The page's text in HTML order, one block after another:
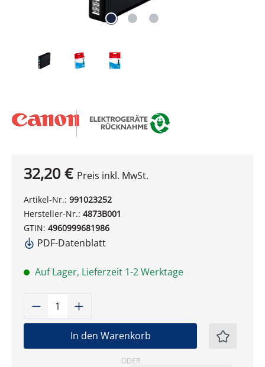
32,20 € Preis inkl. MwSt.
Artikel-Nr.: 991023252
Hersteller-Nr.: 4873B001
GTIN: 4960999681986
PDF-Datenblatt
Auf Lager, Lieferzeit 1-2 Werktage
Produkt Anzahl: Gib den
In den Warenkorb
ODER